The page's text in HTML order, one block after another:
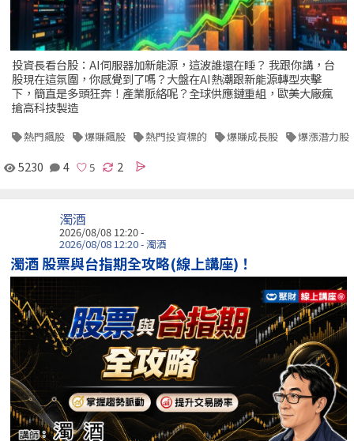
投資長看台股：AI伺服器加新能源，這波誰還在睡？ 我跟你講，台
股現在這氛圍，你感覺到了嗎？大盤在AI熱潮跟新能源轉型夾擊
下，簡直是多頭狂奔！產業脈絡呢？全球供應鏈重組，歐美大廠瘋
搶高科技製造
熱門飆股 爆賺飆股 熱門投資標的 爆賺成長股 爆漲潛力股
5230 4 2
濁酒
2026/08/08 12:20 -
2026/08/08 12:20 - 濁酒
濁酒 股票與台指期全攻略(線上講座)！